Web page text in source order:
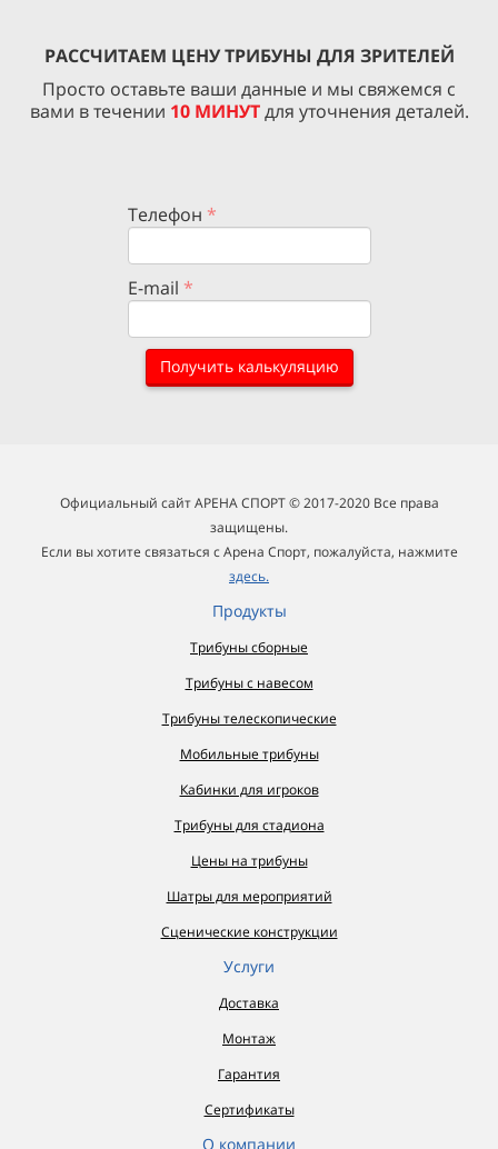
РАССЧИТАЕМ ЦЕНУ ТРИБУНЫ ДЛЯ ЗРИТЕЛЕЙ
Просто оставьте ваши данные и мы свяжемся с
вами в течении 10 МИНУТдля уточнения деталей.
Телефон *
E-mail *
Получить калькуляцию
Официальный сайт АРЕНА СПОРТ© 2017-2020 Все права
защищены.
Если вы хотите связаться с Арена Спорт, пожалуйста, нажмите
здесь.
Продукты
Трибуны сборные
Трибуны с навесом
Трибуны телескопические
Мобильные трибуны
Кабинки для игроков
Трибуны для стадиона
Цены на трибуны
Шатры для мероприятий
Сценические конструкции
Услуги
Доставка
Монтаж
Гарантия
Сертификаты
О компании